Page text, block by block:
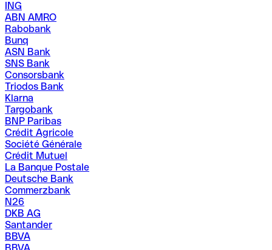
ING
ABN AMRO
Rabobank
Bunq
ASN Bank
SNS Bank
Consorsbank
Triodos Bank
Klarna
Targobank
BNP Paribas
Crédit Agricole
Société Générale
Crédit Mutuel
La Banque Postale
Deutsche Bank
Commerzbank
N26
DKB AG
Santander
BBVA